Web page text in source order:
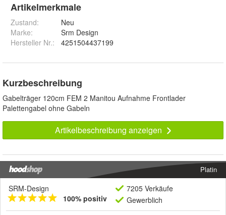
Artikelmerkmale
Zustand:
Neu
Marke:
Srm Design
Hersteller Nr.:
4251504437199
Kurzbeschreibung
Gabelträger 120cm FEM 2 Manitou Aufnahme Frontlader
Palettengabel ohne Gabeln
Artikelbeschreibung anzeigen
Platin
SRM-Design
100% positiv
7205 Verkäufe
Gewerblich